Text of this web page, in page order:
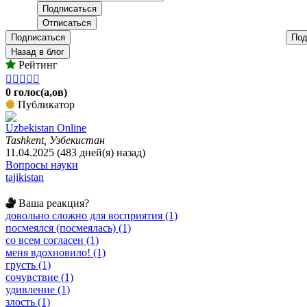
Подписаться
Назад в блог
Рейтинг
    
0 голос(а,ов)
Публикатор
Uzbekistan Online
Tashkent, Узбекистан
11.04.2025 (483 дней(я) назад)
Вопросы науки
tajikistan
Ваша реакция?
довольно сложно для восприятия (1)
посмеялся (посмеялась) (1)
со всем согласен (1)
меня вдохновило! (1)
грусть (1)
сочувствие (1)
удивление (1)
злость (1)